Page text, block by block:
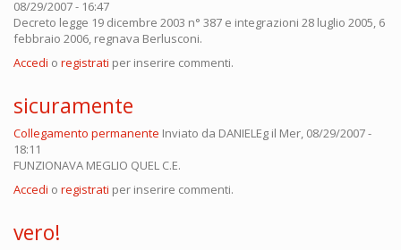
08/29/2007 - 16:47
Decreto legge 19 dicembre 2003 n° 387 e integrazioni 28 luglio 2005, 6
febbraio 2006, regnava Berlusconi.
Accedi o registrati per inserire commenti.
sicuramente
Collegamento permanente Inviato da DANIELEg il Mer, 08/29/2007 -
18:11
FUNZIONAVA MEGLIO QUEL C.E.
Accedi o registrati per inserire commenti.
vero!